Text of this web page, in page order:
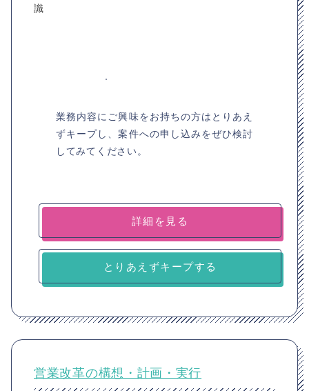
識
業務内容にご興味をお持ちの方はとりあえ
ずキープし、案件への申し込みをぜひ検討
してみてください。
詳細を見る
とりあえずキープする
営業改革の構想・計画・実行